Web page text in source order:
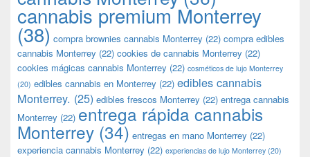
cannabis premium Monterrey
(38) compra brownies cannabis Monterrey (22) compra edibles
cannabis Monterrey (22) cookies de cannabis Monterrey (22)
cookies mágicas cannabis Monterrey (22) cosméticos de lujo Monterrey
(20) edibles cannabis en Monterrey (22) edibles cannabis
Monterrey. (25) edibles frescos Monterrey (22) entrega cannabis
Monterrey (22) entrega rápida cannabis
Monterrey (34) entregas en mano Monterrey (22)
experiencia cannabis Monterrey (22) experiencias de lujo Monterrey (20)